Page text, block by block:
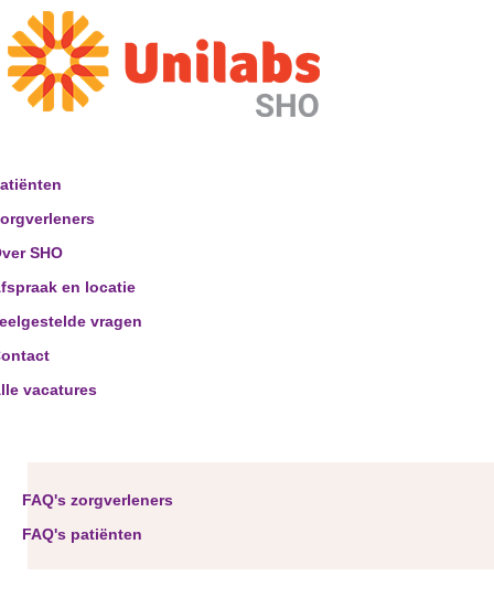
SHO
en locatie
vragen
vacatures
FAQ's zorgverleners
FAQ's patiënten